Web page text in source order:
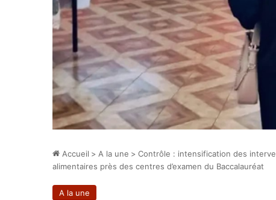
Accueil > A la une > Contrôle : intensification des
alimentaires près des centres d’examen du Baccalauréat
A la une